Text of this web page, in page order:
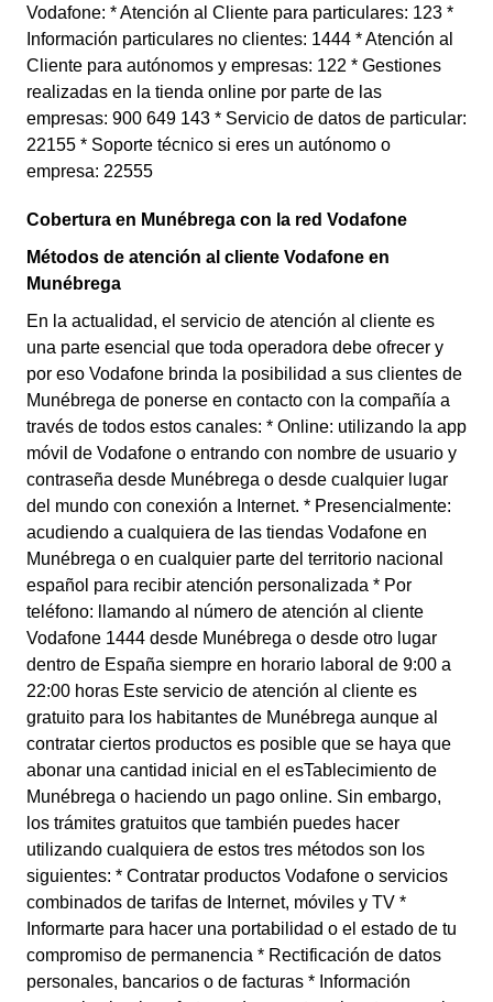
Vodafone: * Atención al Cliente para particulares: 123 *
Información particulares no clientes: 1444 * Atención al
Cliente para autónomos y empresas: 122 * Gestiones
realizadas en la tienda online por parte de las
empresas: 900 649 143 * Servicio de datos de particular:
22155 * Soporte técnico si eres un autónomo o
empresa: 22555
Cobertura en Munébrega con la red Vodafone
Métodos de atención al cliente Vodafone en
Munébrega
En la actualidad, el servicio de atención al cliente es
una parte esencial que toda operadora debe ofrecer y
por eso Vodafone brinda la posibilidad a sus clientes de
Munébrega de ponerse en contacto con la compañía a
través de todos estos canales: * Online: utilizando la app
móvil de Vodafone o entrando con nombre de usuario y
contraseña desde Munébrega o desde cualquier lugar
del mundo con conexión a Internet. * Presencialmente:
acudiendo a cualquiera de las tiendas Vodafone en
Munébrega o en cualquier parte del territorio nacional
español para recibir atención personalizada * Por
teléfono: llamando al número de atención al cliente
Vodafone 1444 desde Munébrega o desde otro lugar
dentro de España siempre en horario laboral de 9:00 a
22:00 horas Este servicio de atención al cliente es
gratuito para los habitantes de Munébrega aunque al
contratar ciertos productos es posible que se haya que
abonar una cantidad inicial en el esTablecimiento de
Munébrega o haciendo un pago online. Sin embargo,
los trámites gratuitos que también puedes hacer
utilizando cualquiera de estos tres métodos son los
siguientes: * Contratar productos Vodafone o servicios
combinados de tarifas de Internet, móviles y TV *
Informarte para hacer una portabilidad o el estado de tu
compromiso de permanencia * Rectificación de datos
personales, bancarios o de facturas * Información